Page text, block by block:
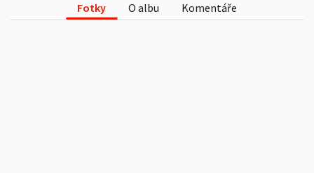
Fotky O albu Komentáře